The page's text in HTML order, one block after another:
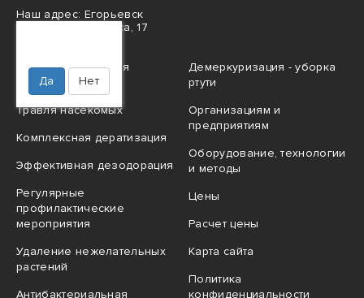
Наш адрес: Егорьевск
Да Нет
улица Карла Маркса, 17
Профессиональная
дезинфекция
Травля насекомых
Комплексная дератизация
Эффективная дезодорация
Регулярные
профилактические
мероприятия
Удаление нежелательных
растений
Антибактериальная
Демеркуризация - уборка
ртути
Организациям и
предприятиям
Оборудование, технологии
и методы
Цены
Расчет цены
Карта сайта
Политика
конфиденциальности